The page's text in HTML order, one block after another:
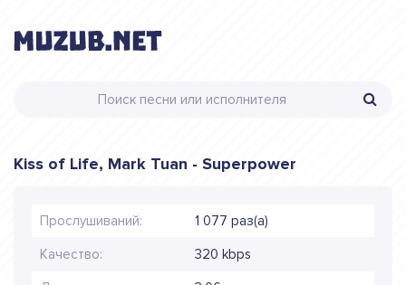
Kiss of Life, Mark Tuan - Superpower
Прослушиваний: 1 077 раз(а)
Качество: 320 kbps